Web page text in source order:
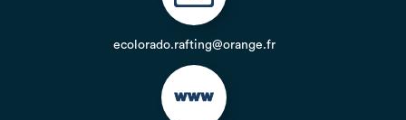
ecolorado.rafting@orange.fr